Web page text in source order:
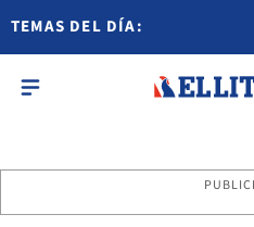
TEMAS DEL DÍA: